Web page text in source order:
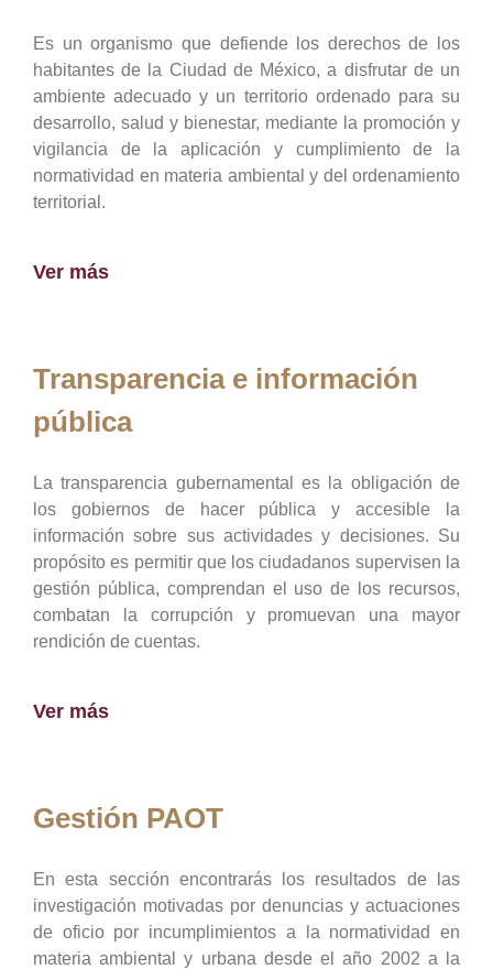
Es un organismo que defiende los derechos de los
habitantes de la Ciudad de México, a disfrutar de un
ambiente adecuado y un territorio ordenado para su
desarrollo, salud y bienestar, mediante la promoción y
vigilancia de la aplicación y cumplimiento de la
normatividad en materia ambiental y del ordenamiento
territorial.
Ver más
Transparencia e información
pública
La transparencia gubernamental es la obligación de
los gobiernos de hacer pública y accesible la
información sobre sus actividades y decisiones. Su
propósito es permitir que los ciudadanos supervisen la
gestión pública, comprendan el uso de los recursos,
combatan la corrupción y promuevan una mayor
rendición de cuentas.
Ver más
Gestión PAOT
En esta sección encontrarás los resultados de las
investigación motivadas por denuncias y actuaciones
de oficio por incumplimientos a la normatividad en
materia ambiental y urbana desde el año 2002 a la